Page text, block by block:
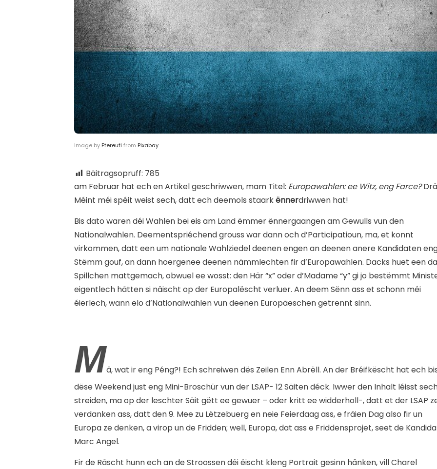
Image by Etereuti from Pixabay
Bäitragsopruff: 785
am Februar hat ech en Artikel geschriwwen, mam Titel: Europawahlen: ee Witz, eng Farce?
Méint méi spéit weist sech, datt ech deemols staarkënnerdriwwen hat!
Bis dato waren déi Wahlen bei eis am Land ëmmer ënnergaangen am Gewulls vun den
Nationalwahlen. Deementspriéchend grouss war dann och d’Participatioun, ma, et konnt
virkommen, datt een um nationale Wahlziedel deenen engen an deenen anere Kandidaten
Stëmm gouf, an dann hoergenee deenen nämmlechten fir d’Europawahlen. Dacks huet een
Spillchen mattgemach, obwuel ee wosst: den Här “x” oder d’Madame “y” gi jo bestëmmt
eigentlech hätten si näischt op der Europalëscht verluer. An deem Sënn ass et schonn méi
éierlech, wann elo d’Nationalwahlen vun deenen Europäeschen getrennt sinn.
Mä, wat ir eng Péng?! Ech schreiwen dës Zeilen Enn Abrëll. An der Bréifkëscht hat ech
dëse Weekend just eng Mini-Broschür vun der LSAP- 12 Säiten déck. Iwwer den Inhalt léisst
streiden, ma op der leschter Säit gëtt ee gewuer – oder kritt ee widderholl-, datt et der LSAP
verdanken ass, datt den 9. Mee zu Lëtzebuerg en neie Feierdaag ass, e fräien Dag also fir un
Europa ze denken, a virop un de Fridden; well, Europa, dat ass e Friddensprojet, seet de
Marc Angel.
Fir de Räscht hunn ech an de Stroossen déi éischt kleng Portrait gesinn hänken, vill Charel